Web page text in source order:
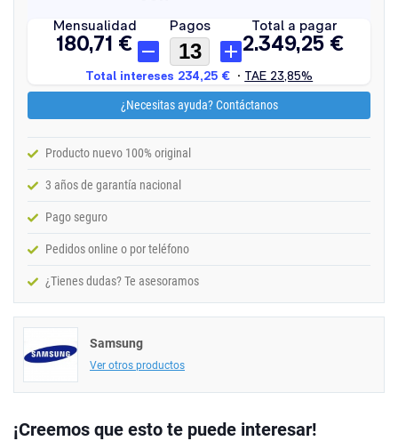
¿Necesitas ayuda? Contáctanos
Producto nuevo 100% original
3 años de garantía nacional
Pago seguro
Pedidos online o por teléfono
¿Tienes dudas? Te asesoramos
Samsung
Ver otros productos
¡Creemos que esto te puede interesar!